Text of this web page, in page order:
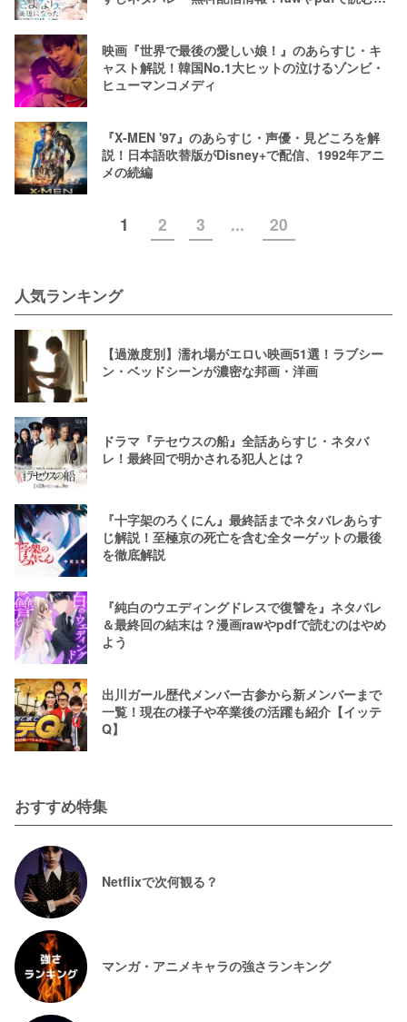
映画『世界で最後の愛しい娘！』のあらすじ・キ
ャスト解説！韓国No.1大ヒットの泣けるゾンビ・
ヒューマンコメディ
『X-MEN '97』のあらすじ・声優・見どころを解
説！日本語吹替版がDisney+で配信、1992年アニ
メの続編
1 2 3 ... 20
人気ランキング
【過激度別】濡れ場がエロい映画51選！ラブシー
ン・ベッドシーンが濃密な邦画・洋画
ドラマ『テセウスの船』全話あらすじ・ネタバ
レ！最終回で明かされる犯人とは？
『十字架のろくにん』最終話までネタバレあらす
じ解説！至極京の死亡を含む全ターゲットの最後
を徹底解説
『純白のウエディングドレスで復讐を』ネタバレ
＆最終回の結末は？漫画rawやpdfで読むのはやめ
よう
出川ガール歴代メンバー古参から新メンバーまで
一覧！現在の様子や卒業後の活躍も紹介【イッテ
Q】
おすすめ特集
Netflixで次何観る？
マンガ・アニメキャラの強さランキング